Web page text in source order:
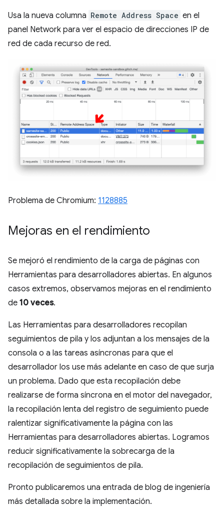
Usa la nueva columna Remote Address Space en el
panel Network para ver el espacio de direcciones IP de
red de cada recurso de red.
Problema de Chromium: 1128885
Mejoras en el rendimiento
Se mejoró el rendimiento de la carga de páginas con
Herramientas para desarrolladores abiertas. En algunos
casos extremos, observamos mejoras en el rendimiento
de 10 veces.
Las Herramientas para desarrolladores recopilan
seguimientos de pila y los adjuntan a los mensajes de la
consola o a las tareas asíncronas para que el
desarrollador los use más adelante en caso de que surja
un problema. Dado que esta recopilación debe
realizarse de forma síncrona en el motor del navegador,
la recopilación lenta del registro de seguimiento puede
ralentizar significativamente la página con las
Herramientas para desarrolladores abiertas. Logramos
reducir significativamente la sobrecarga de la
recopilación de seguimientos de pila.
Pronto publicaremos una entrada de blog de ingeniería
más detallada sobre la implementación.